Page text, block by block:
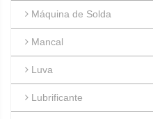
Máquina de Solda
Mancal
Luva
Lubrificante